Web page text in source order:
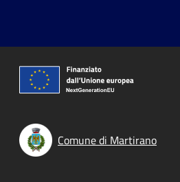
Comune di Martirano